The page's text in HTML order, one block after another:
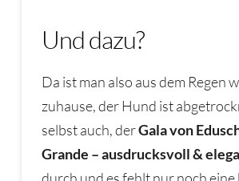
Und dazu?
Da ist man also aus dem Regen
zuhause, der Hund ist
selbst auch, derGala von
Grande – ausdrucksvoll &
durch und es fehlt nur noch